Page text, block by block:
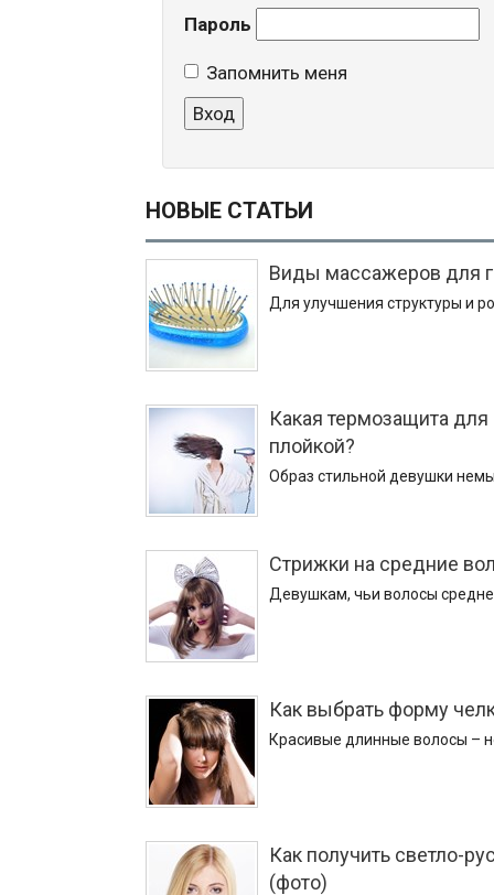
Пароль
Запомнить меня
Вход
НОВЫЕ СТАТЬИ
Виды массажеров для
Для улучшения структуры и
Какая термозащита
плойкой?
Образ стильной девушки
Стрижки на средние
Девушкам, чьи волосы
Как выбрать форму
Красивые длинные волосы –
Как получить светло-
(фото)